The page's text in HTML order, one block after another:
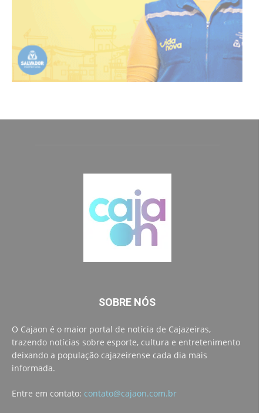
SOBRE NÓS
O Cajaon é o maior portal de notícia de Cajazeiras,
trazendo notícias sobre esporte, cultura e entretenimento
deixando a população cajazeirense cada dia mais
informada.
Entre em contato: contato@cajaon.com.br